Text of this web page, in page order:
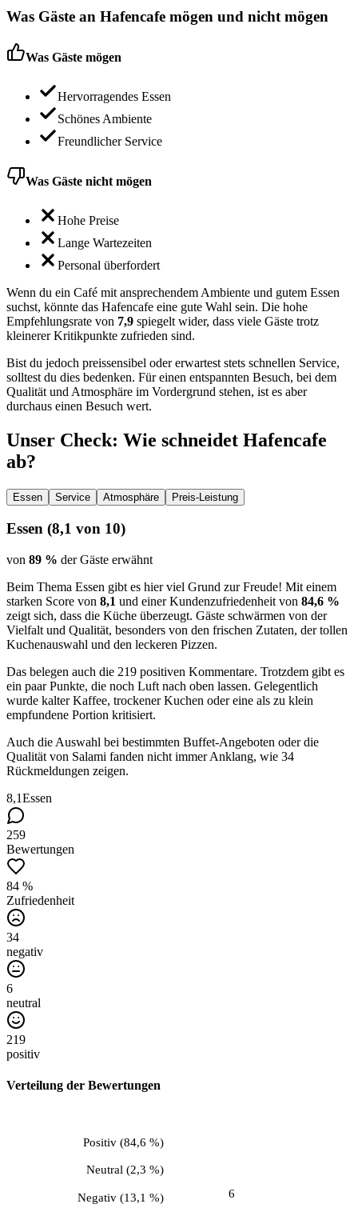
Was Gäste an Hafencafe mögen und nicht mögen
Was Gäste mögen
Hervorragendes Essen
Schönes Ambiente
Freundlicher Service
Was Gäste nicht mögen
Hohe Preise
Lange Wartezeiten
Personal überfordert
Wenn du ein Café mit ansprechendem Ambiente und gutem Essen
suchst, könnte das Hafencafe eine gute Wahl sein. Die hohe
Empfehlungsrate von 7,9 spiegelt wider, dass viele Gäste trotz
kleinerer Kritikpunkte zufrieden sind.
Bist du jedoch preissensibel oder erwartest stets schnellen Service,
solltest du dies bedenken. Für einen entspannten Besuch, bei dem
Qualität und Atmosphäre im Vordergrund stehen, ist es aber
durchaus einen Besuch wert.
Unser Check: Wie schneidet Hafencafe
ab?
Essen Service Atmosphäre Preis-Leistung
Essen (8,1 von 10)
von 89 % der Gäste erwähnt
Beim Thema Essen gibt es hier viel Grund zur Freude! Mit einem
starken Score von 8,1 und einer Kundenzufriedenheit von 84,6 %
zeigt sich, dass die Küche überzeugt. Gäste schwärmen von der
Vielfalt und Qualität, besonders von den frischen Zutaten, der tollen
Kuchenauswahl und den leckeren Pizzen.
Das belegen auch die 219 positiven Kommentare. Trotzdem gibt es
ein paar Punkte, die noch Luft nach oben lassen. Gelegentlich
wurde kalter Kaffee, trockener Kuchen oder eine als zu klein
empfundene Portion kritisiert.
Auch die Auswahl bei bestimmten Buffet-Angeboten oder die
Qualität von Salami fanden nicht immer Anklang, wie 34
Rückmeldungen zeigen.
8,1Essen
259
Bewertungen
84 %
Zufriedenheit
34
negativ
6
neutral
219
positiv
Verteilung der Bewertungen
Negativ(13,1 %) 6
Neutral (2,3 %)
Positiv(84,6 %)